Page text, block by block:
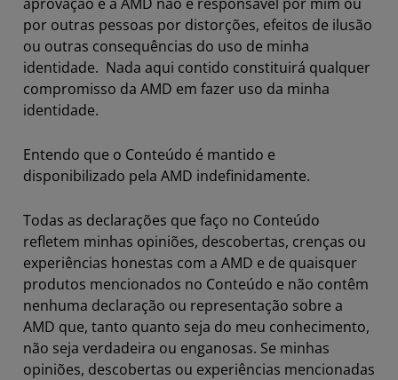
por outras pessoas por distorções, efeitos de ilusão
ou outras consequências do uso de minha
identidade. Nada aqui contido constituirá qualquer
compromisso da AMD em fazer uso da minha
identidade.
Entendo que o Conteúdo é mantido e
disponibilizado pela AMD indefinidamente.
Todas as declarações que faço no Conteúdo
refletem minhas opiniões, descobertas, crenças ou
experiências honestas com a AMD e de quaisquer
produtos mencionados no Conteúdo e não contêm
nenhuma declaração ou representação sobre a
AMD que, tanto quanto seja do meu conhecimento,
não seja verdadeira ou enganosas. Se minhas
opiniões, descobertas ou experiências mencionadas